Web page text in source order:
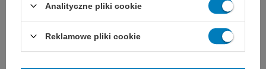
Analityczne pliki cookie
Reklamowe pliki cookie